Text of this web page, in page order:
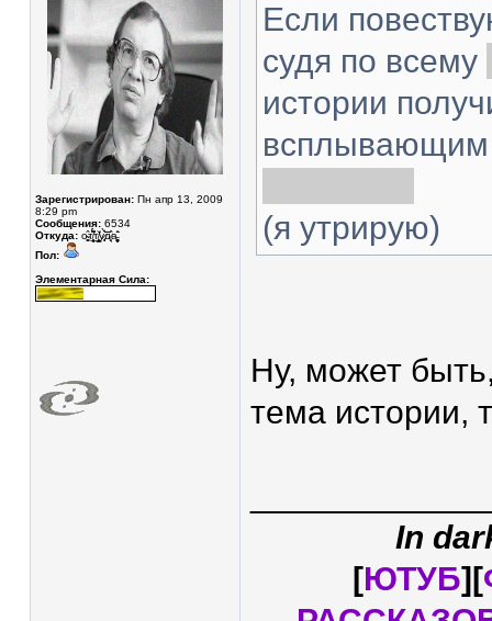
Зарегистрирован: Пн апр 13, 2009
8:29 pm
Сообщения: 6534
Откуда: о̴̥̳̂т̸̥͎̲̮̖̽́̈́͆т̸̛̛͇͙͓̼̠̐у̷͓̾̀͝͝͝д̷̘̈а̵̧̩͓̬͚̊̄͘
Пол:
Элементарная Сила:
Если
судя по всему
истории
всплывающим
(я утрирую)
Ну, может
тема истории,
In
[ЮТУБ][